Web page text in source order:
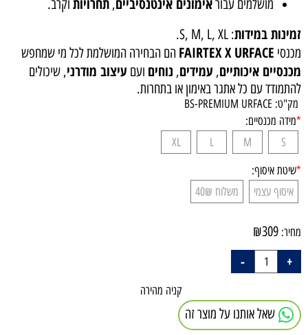
מושלמים עבוראימונים אינטנסיביים, תחרויות וקרב.
זמינות במידות: S, M, L, XL.
מכנסי FAIRTEX X URFACE הם הבחירה המושלמת לכל מי שמחפש
מכנסיים איכותיים, עמידים, נוחים ועם עיצוב מודרני, שיכולים
להתמודד עם כל אתגר באימון או בתחרות.
מק"ט: BS-PREMIUM URFACE
*מידה מכנסיים:
S
M
L
XL
*שיטת איסוף:
איסוף עצמי
משלוח 40₪
מחיר: ₪309
קניה מהירה
שאל אותנו על מוצר זה